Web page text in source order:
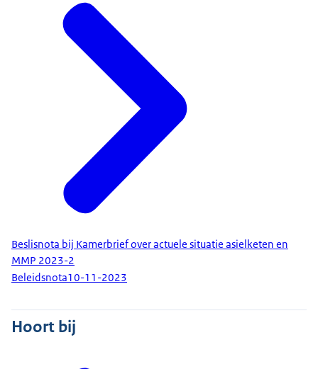
Beslisnota bij Kamerbrief over actuele situatie asielketen en
MMP 2023-2
Beleidsnota10-11-2023
Hoort bij